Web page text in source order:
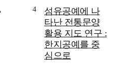
4
섬유공예에 나
타난 전통문양
활용 지도 연구 :
한지공예를 중
심으로